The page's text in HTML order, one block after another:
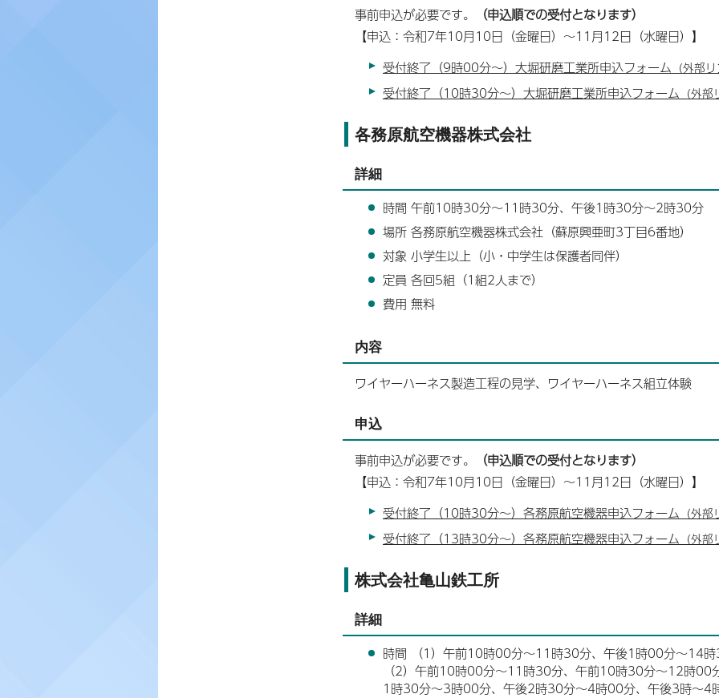
事前申込が必要です。
（申込順での受付となります）
【申込：令和7年10月10日（金曜日）～11月12日（水曜日）】
受付終了（9時00分～）大堀研磨工業所申込フォーム （外部
受付終了（10時30分～）大堀研磨工業所申込フォーム （外
各務原航空機器株式会社
詳細
時間 午前10時30分～11時30分、午後1時30分～2時30分
場所 各務原航空機器株式会社（蘇原興亜町3丁目6番地）
対象 小学生以上（小・中学生は保護者同伴）
定員 各回5組（1組2人まで）
費用 無料
内容
ワイヤーハーネス製造工程の見学、ワイヤーハーネス組立体験
申込
事前申込が必要です。
（申込順での受付となります）
【申込：令和7年10月10日（金曜日）～11月12日（水曜日）】
受付終了（10時30分～）各務原航空機器申込フォーム （外
受付終了（13時30分～）各務原航空機器申込フォーム （外
株式会社亀山鉄工所
詳細
時間 （1）午前10時00分～11時30分、午後1時00分～14
（2）午前10時00分～11時30分、午前10時30分～12時
1時30分～3時00分、午後2時30分～4時00分、午後3時～4